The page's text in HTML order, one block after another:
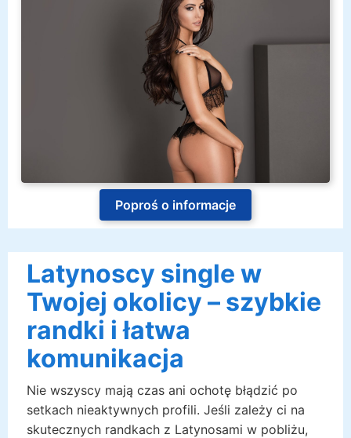
Poproś o informacje
Latynoscy single w
Twojej okolicy – szybkie
randki i łatwa
komunikacja
Nie wszyscy mają czas ani ochotę błądzić po
setkach nieaktywnych profili. Jeśli zależy ci na
skutecznych randkach z Latynosami w pobliżu,